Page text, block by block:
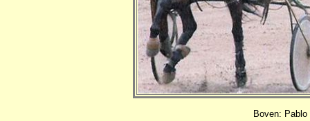
Boven: